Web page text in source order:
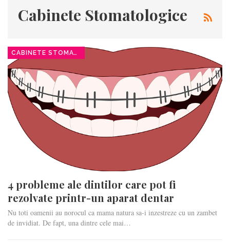
Cabinete Stomatologice
CABINETE STOMATOLOGICE
4 probleme ale dintilor care pot fi
rezolvate printr-un aparat dentar
Nu toti oamenii au norocul ca mama natura sa-i inzestreze cu un zambet
de invidiat. De fapt, una dintre cele mai…